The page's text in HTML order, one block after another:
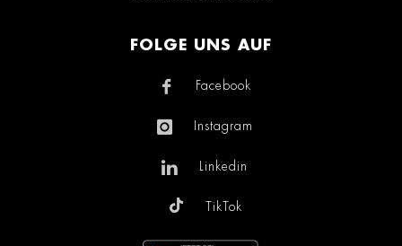
FOLGE UNS AUF
Facebook
Instagram
Linkedin
TikTok